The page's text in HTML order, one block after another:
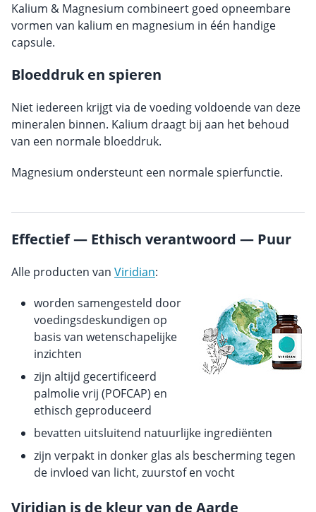
Kalium & Magnesium combineert goed opneembare
vormen van kalium en magnesium in één handige
capsule.
Bloeddruk en spieren
Niet iedereen krijgt via de voeding voldoende van deze
mineralen binnen. Kalium draagt bij aan het behoud
van een normale bloeddruk.
Magnesium ondersteunt een normale spierfunctie.
Effectief — Ethisch verantwoord — Puur
Alle producten van Viridian:
worden samengesteld door
voedingsdeskundigen op
basis van wetenschapelijke
inzichten
zijn altijd gecertificeerd
palmolie vrij (POFCAP) en
ethisch geproduceerd
bevatten uitsluitend natuurlijke ingrediënten
zijn verpakt in donker glas als bescherming tegen
de invloed van licht, zuurstof en vocht
Viridian is de kleur van de Aarde